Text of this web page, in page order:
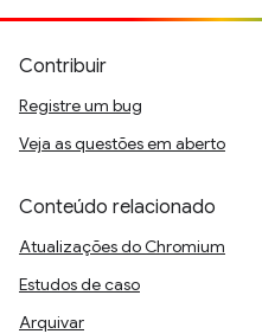
Contribuir
Registre um bug
Veja as questões em aberto
Conteúdo relacionado
Atualizações do Chromium
Estudos de caso
Arquivar